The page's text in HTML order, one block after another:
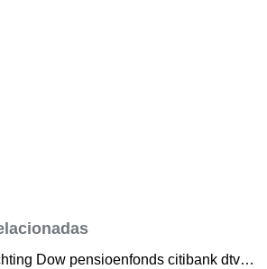
Dow pensioenfonds citibank dtvm